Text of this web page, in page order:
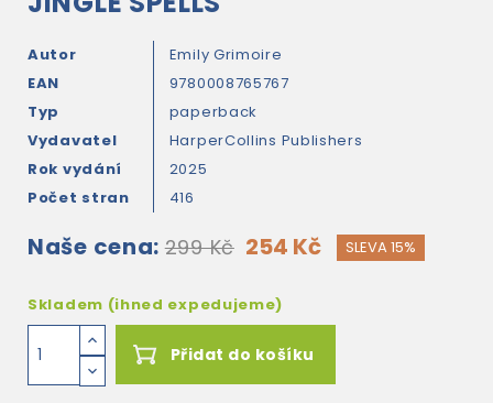
Autor
Emily Grimoire
EAN
9780008765767
Typ
paperback
Vydavatel
HarperCollins Publishers
Rok vydání
2025
Počet stran
416
Naše cena: 299 Kč 254 Kč SLEVA 15%
Skladem (ihned expedujeme)
Přidat do košíku